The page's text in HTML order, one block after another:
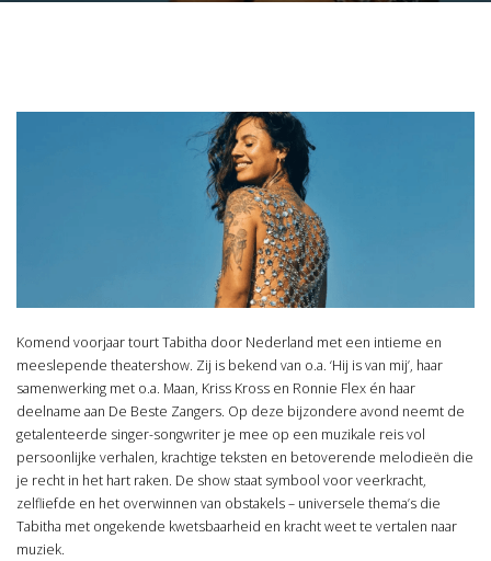
Komend voorjaar tourt Tabitha door Nederland met een intieme en
meeslepende theatershow. Zij is bekend van o.a. ‘Hij is van mij’, haar
samenwerking met o.a. Maan, Kriss Kross en Ronnie Flex én haar
deelname aan De Beste Zangers. Op deze bijzondere avond neemt de
getalenteerde singer-songwriter je mee op een muzikale reis vol
persoonlijke verhalen, krachtige teksten en betoverende melodieën die
je recht in het hart raken. De show staat symbool voor veerkracht,
zelfliefde en het overwinnen van obstakels – universele thema’s die
Tabitha met ongekende kwetsbaarheid en kracht weet te vertalen naar
muziek.